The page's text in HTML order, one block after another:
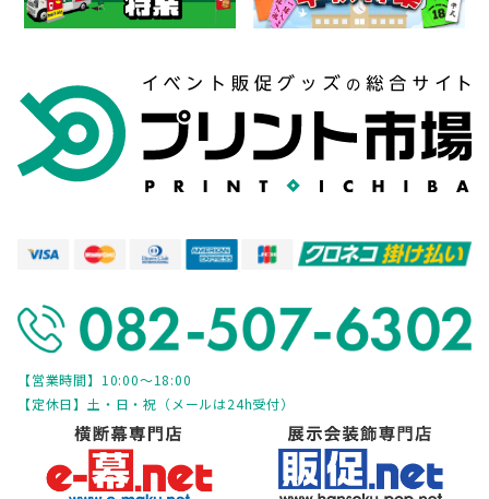
【営業時間】10:00～18:00
【定休日】土・日・祝（メールは24h受付）